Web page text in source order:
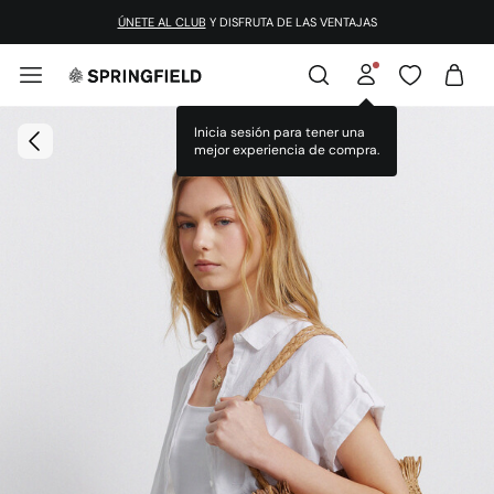
ÚNETE AL CLUB Y DISFRUTA DE LAS VENTAJAS
Inicia sesión para tener una
mejor experiencia de compra.